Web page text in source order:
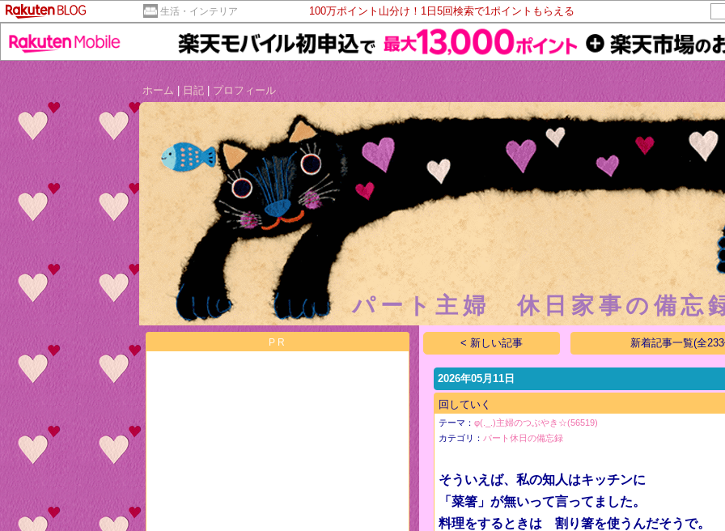
生活・インテリア 100万ポイント山分け！1日5回検索で1ポイントもらえる
ホーム 日記 プロフィール
パート主婦 休日家事の備忘
PR < 新しい記事 新着記事一覧(全
2026年05月11日
回していく
テーマ：φ(._.)主婦のつぶやき☆(56519)
カテゴリ： パート休日の備忘録
そういえば、私の知人はキッチンに
「菜箸」が無いって言ってました。
料理をするときは 割り箸を使うんだそうで。